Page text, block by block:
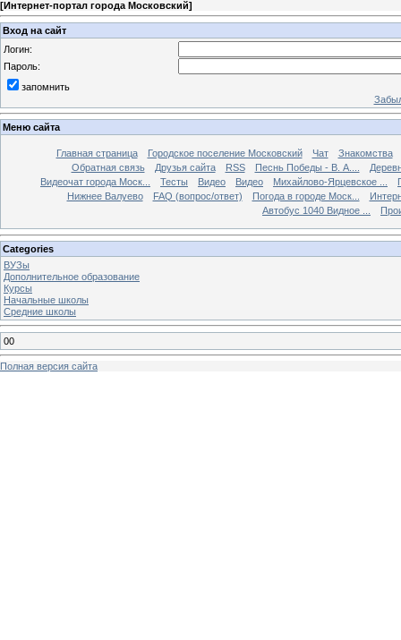
[Интернет-портал города Московский]
Вход на сайт
Логин:
Пароль:
запомнить
Меню сайта
Главная страница Городское поселение Московский Чат
Знакомства
Обратная связь
Друзья сайта RSS Песнь Победы - В. А....
Видеочат города Моск...
Тесты Видео Видео Михайлово-Ярцевское ...
Нижнее Валуево
FAQ (вопрос/ответ) Погода в городе Моск...
Автобус 1040 Видное ...
Categories
ВУЗы
Дополнительное образование
Курсы
Начальные школы
Средние школы
00
Полная версия сайта